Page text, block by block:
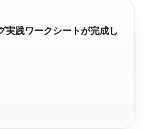
実践ワークシートが完成し